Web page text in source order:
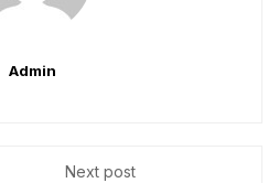
Admin
Next post